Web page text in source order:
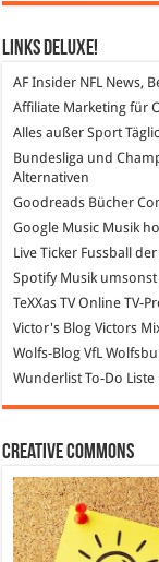
Links DeLuXe!
AF Insider NFL News,
Affiliate Marketing für
Alles außer Sport
Bundesliga und
Alternativen
Goodreads Bücher
Google Music Musik
Live Ticker Fussball der
SpotifyMusik umsonst
TeXXas TVOnline TV-
Victor's Blog Victors
Wolfs-Blog VfL
Wunderlist To-Do Liste
Creative Commons